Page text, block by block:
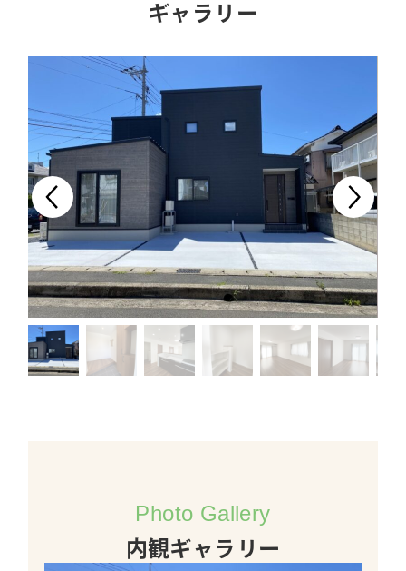
ギャラリー
Photo Gallery
内観ギャラリー